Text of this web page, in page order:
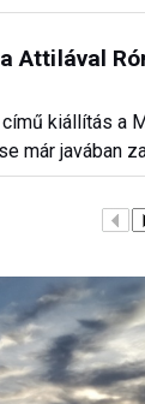
Attilával
kiállítás a
már javában